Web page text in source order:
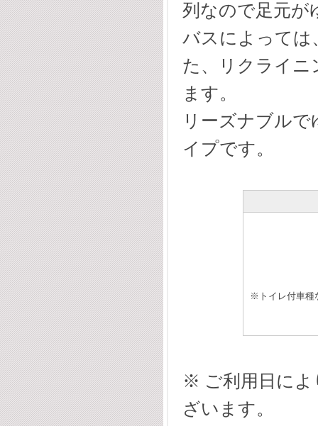
列なので足元が
バスによっては
た、リクライニ
ます。
リーズナブル
イプです。
※トイレ付車種
※ ご利用日によ
ざいます。